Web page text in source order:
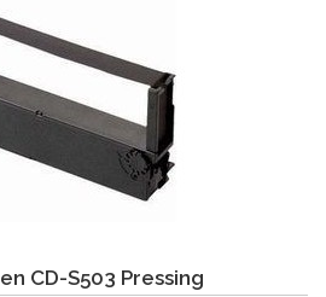
CD-S503 Pressing